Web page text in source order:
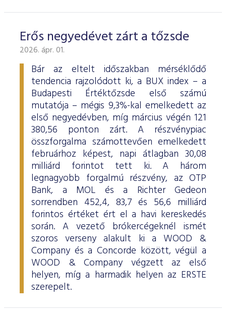
Erős negyedévet zárt a tőzsde
2026. ápr. 01.
Bár az eltelt időszakban mérséklődő
tendencia rajzolódott ki, a BUX index – a
Budapesti Értéktőzsde első számú
mutatója – mégis 9,3%-kal emelkedett az
első negyedévben, míg március végén 121
380,56 ponton zárt. A részvénypiac
összforgalma számottevően emelkedett
februárhoz képest, napi átlagban 30,08
milliárd forintot tett ki. A három
legnagyobb forgalmú részvény, az OTP
Bank, a MOL és a Richter Gedeon
sorrendben 452,4, 83,7 és 56,6 milliárd
forintos értéket ért el a havi kereskedés
során. A vezető brókercégeknél ismét
szoros verseny alakult ki a WOOD &
Company és a Concorde között, végül a
WOOD & Company végzett az első
helyen, míg a harmadik helyen az ERSTE
szerepelt.